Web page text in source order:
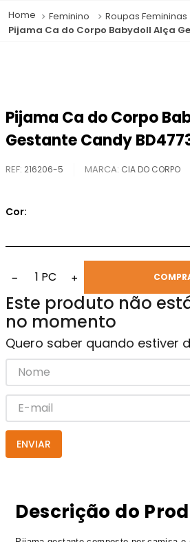
Feminino Roupas Femininas
Pijama Ca do Corpo Babydoll Alça
Pijama Ca do Corpo
Gestante Candy
REF: 216206-5 CIA DO CORPO
Cor:
− 1 PC +
Este produto não
no momento
Quero saber quando estiver
ENVIAR
Descrição do